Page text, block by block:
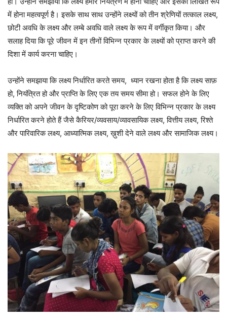
में होना महत्वपूर्ण है। इसके साथ साथ उन्होंने लक्ष्यों को तीन श्रेणियों तत्काल लक्ष्य,
छोटी अवधि के लक्ष्य और लम्बे अवधि वाले लक्ष्य के रूप में वर्गीकृत किया। और
सलाह दिया कि पूरे जीवन में इन तीनों विभिन्न प्रकार के लक्ष्यों को प्राप्त करने की
दिशा में कार्य करना चाहिए।
उन्होंने समझाया कि लक्ष्य निर्धारित करते समय, ध्यान रखना होता है कि लक्ष्य साफ़
हो, नियंत्रित हो और प्राप्ति के लिए एक तय समय सीमा हो। सफल होने के लिए
व्यक्ति को अपने जीवन के दृष्टिकोण को पूरा करने के लिए विभिन्न प्रकार के लक्ष्य
निर्धारित करने होते हैं जैसे कैरियर/व्यवसाय/व्यावसायिक लक्ष्य, वित्तीय लक्ष्य, रिश्ते
और पारिवारिक लक्ष्य, आध्यात्मिक लक्ष्य, ख़ुशी देने वाले लक्ष्य और सामाजिक लक्ष्य।